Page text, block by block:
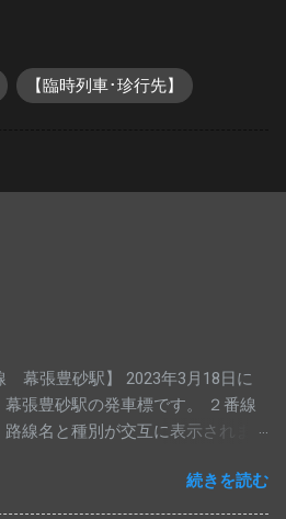
【臨時列車･珍行先】
幕張豊砂駅】 2023年3月18日に
幕張豊砂駅の発車標です。 ２番線
線名と種別が交互に表示されま
のは初めてと思われます。続きを読む